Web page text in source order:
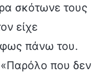
σκότωνε τους
είχε
πάνω του.
«Παρόλο που δεν